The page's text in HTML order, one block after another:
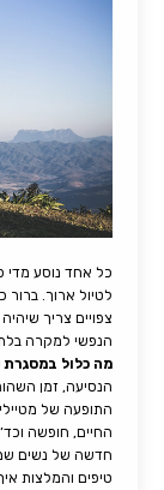
כל אחד נוסע מדי
לטיול ארוך.
צפויים צריך
הנפשי למקרה
מה כלול במסגרת
הנסיעה, זמן
התופעה של
החיים, חופשה
חדשה של נשים
טיפים והמלצות